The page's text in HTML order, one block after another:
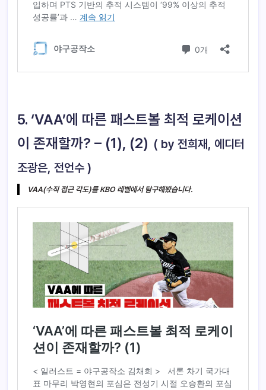
5. ‘VAA’에 따른 패스트볼 최적 로케이션
이 존재할까? – (1), (2) ( by 전희재, 에디터
조광은, 전언수 )
VAA(수직 접근 각도)를 KBO 레벨에서 탐구해봤습니다.